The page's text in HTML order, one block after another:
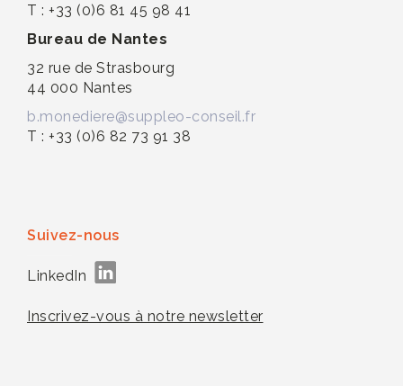
T : +33 (0)6 81 45 98 41
Bureau de Nantes
32 rue de Strasbourg
44 000 Nantes
b.monediere@suppleo-conseil.fr
T : +33 (0)6 82 73 91 38
Suivez-nous
LinkedIn
Inscrivez-vous à notre newsletter